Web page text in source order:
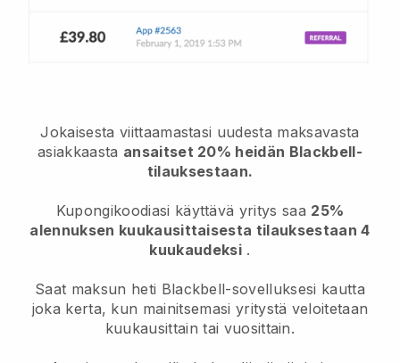
Jokaisesta viittaamastasi uudesta maksavasta
asiakkaasta ansaitset 20% heidän Blackbell-
tilauksestaan.
Kupongikoodiasi käyttävä yritys saa 25%
alennuksen kuukausittaisesta tilauksestaan 4
kuukaudeksi.
Saat maksun heti Blackbell-sovelluksesi kautta
joka kerta, kun mainitsemasi yritystä veloitetaan
kuukausittain tai vuosittain.